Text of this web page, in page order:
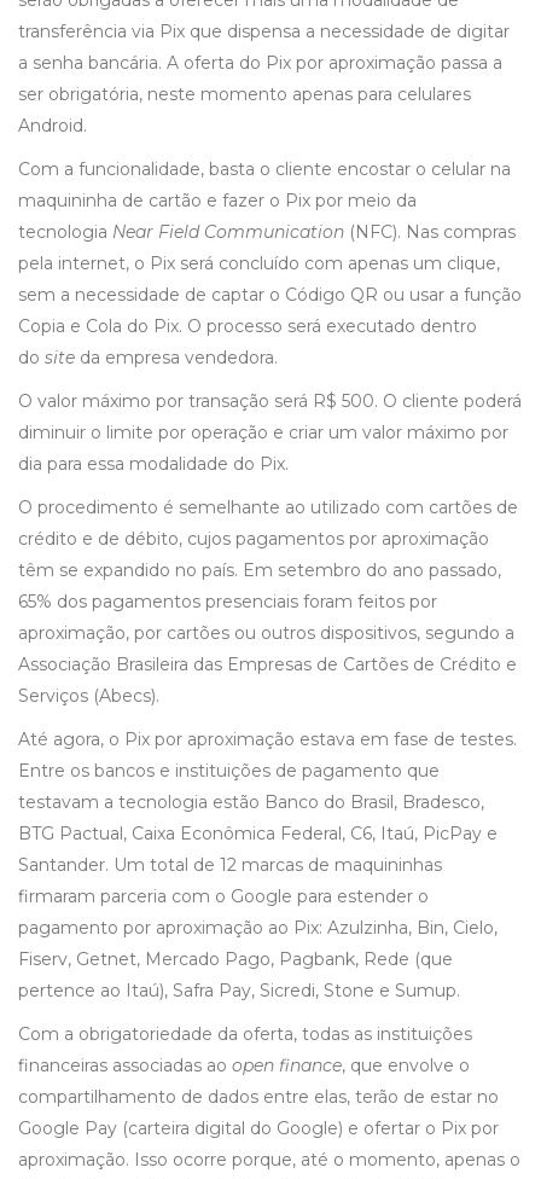
transferência via Pix que dispensa a necessidade de digitar
a senha bancária. A oferta do Pix por aproximação passa a
ser obrigatória, neste momento apenas para celulares
Android.
Com a funcionalidade, basta o cliente encostar o celular na
maquininha de cartão e fazer o Pix por meio da
tecnologia Near Field Communication (NFC). Nas compras
pela internet, o Pix será concluído com apenas um clique,
sem a necessidade de captar o Código QR ou usar a função
Copia e Cola do Pix. O processo será executado dentro
do site da empresa vendedora.
O valor máximo por transação será R$ 500. O cliente poderá
diminuir o limite por operação e criar um valor máximo por
dia para essa modalidade do Pix.
O procedimento é semelhante ao utilizado com cartões de
crédito e de débito, cujos pagamentos por aproximação
têm se expandido no país. Em setembro do ano passado,
65% dos pagamentos presenciais foram feitos por
aproximação, por cartões ou outros dispositivos, segundo a
Associação Brasileira das Empresas de Cartões de Crédito e
Serviços (Abecs).
Até agora, o Pix por aproximação estava em fase de testes.
Entre os bancos e instituições de pagamento que
testavam a tecnologia estão Banco do Brasil, Bradesco,
BTG Pactual, Caixa Econômica Federal, C6, Itaú, PicPay e
Santander. Um total de 12 marcas de maquininhas
firmaram parceria com o Google para estender o
pagamento por aproximação ao Pix: Azulzinha, Bin, Cielo,
Fiserv, Getnet, Mercado Pago, Pagbank, Rede (que
pertence ao Itaú), Safra Pay, Sicredi, Stone e Sumup.
Com a obrigatoriedade da oferta, todas as instituições
financeiras associadas ao open finance, que envolve o
compartilhamento de dados entre elas, terão de estar no
Google Pay (carteira digital do Google) e ofertar o Pix por
aproximação. Isso ocorre porque, até o momento, apenas o